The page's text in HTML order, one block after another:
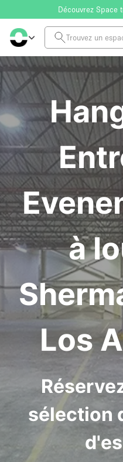
Découvrez Space
à
Los
sélection